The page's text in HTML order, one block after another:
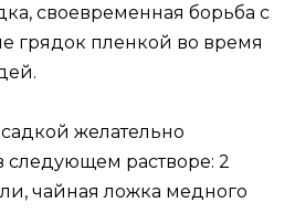
своевременная борьба с
грядок пленкой во время
желательно
следующем растворе: 2
чайная ложка медного